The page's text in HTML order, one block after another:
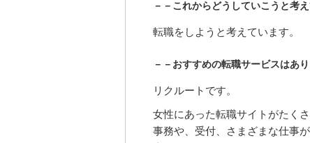
－－これからどうしていこうと考
転職をしようと考えています。
－－おすすめの転職サービスはあ
リクルートです。
女性にあった転職サイトがたく
事務や、受付、さまざまな仕事